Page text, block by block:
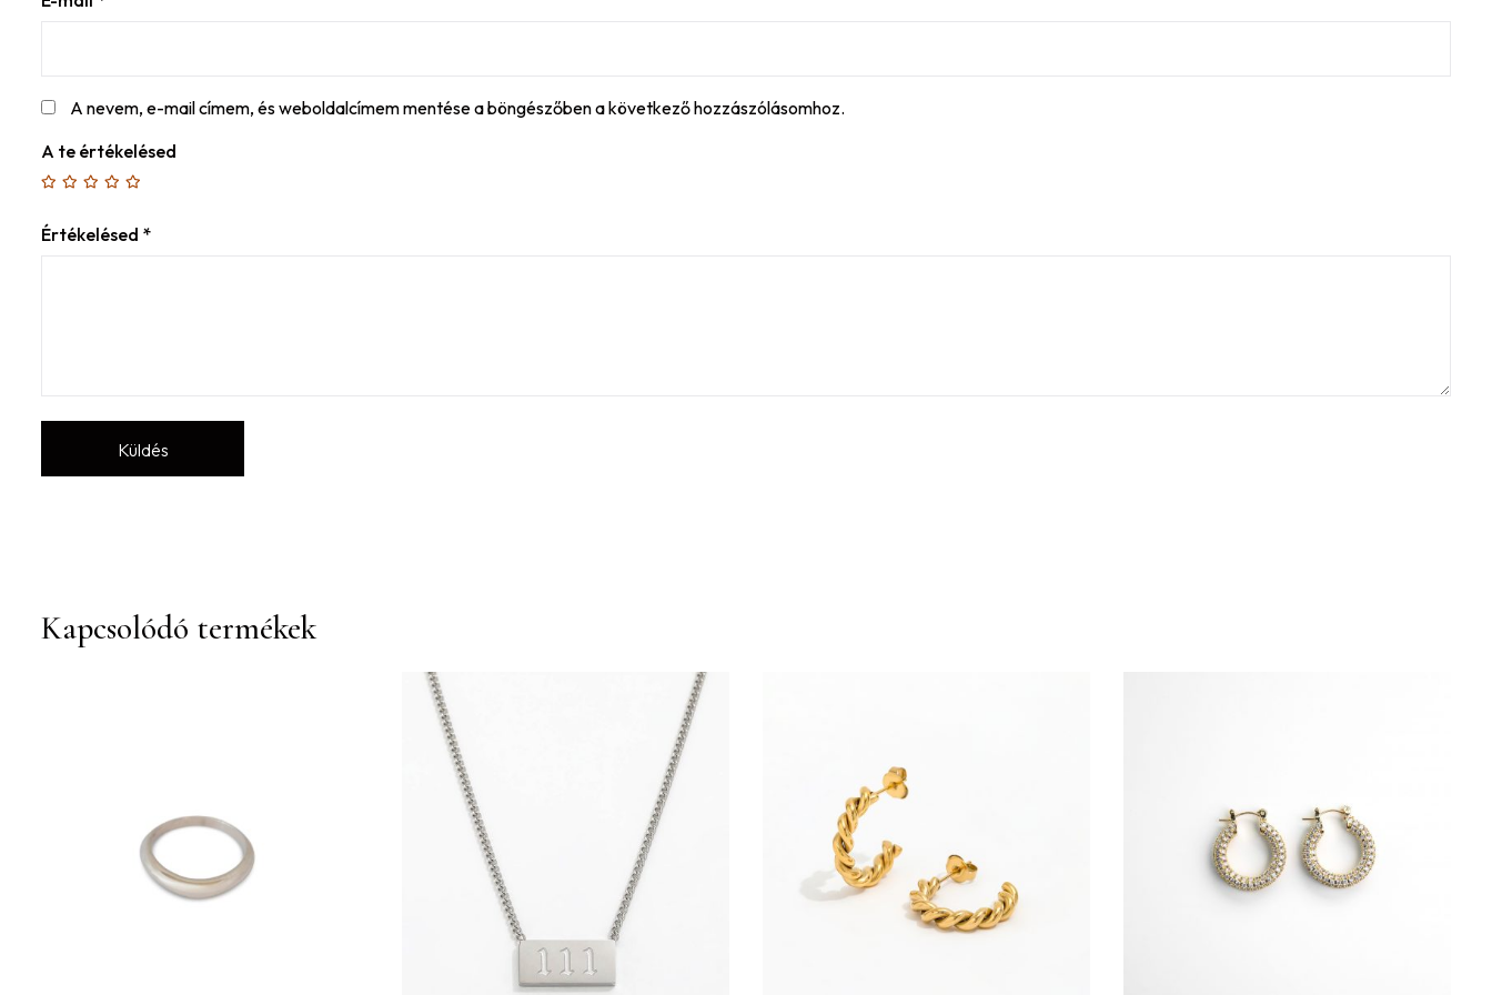
A nevem, e-mail címem, és weboldalcímem mentése a böngészőben a következő hozzászólásomhoz.
A te értékelésed
Értékelésed *
Kapcsolódó termékek